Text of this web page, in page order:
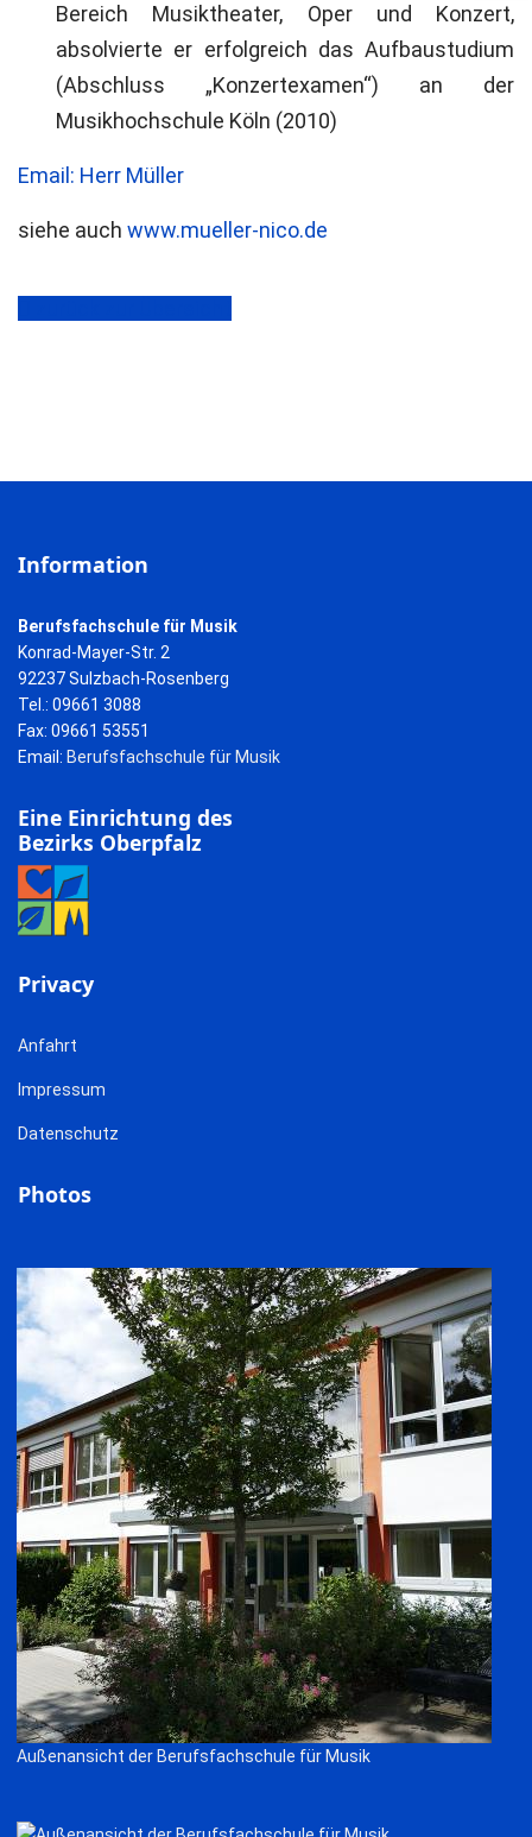
Bereich Musiktheater, Oper und Konzert,
absolvierte er erfolgreich das Aufbaustudium
(Abschluss „Konzertexamen“) an der
Musikhochschule Köln (2010)
Email: Herr Müller
siehe auch www.mueller-nico.de
Information
Berufsfachschule für Musik
Konrad-Mayer-Str. 2
92237 Sulzbach-Rosenberg
Tel.: 09661 3088
Fax: 09661 53551
Email: Berufsfachschule für Musik
Eine Einrichtung des
Bezirks Oberpfalz
Privacy
Anfahrt
Impressum
Datenschutz
Photos
Außenansicht der Berufsfachschule für Musik